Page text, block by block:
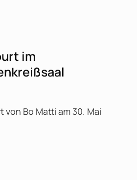
im
von Bo Matti am 30. Mai